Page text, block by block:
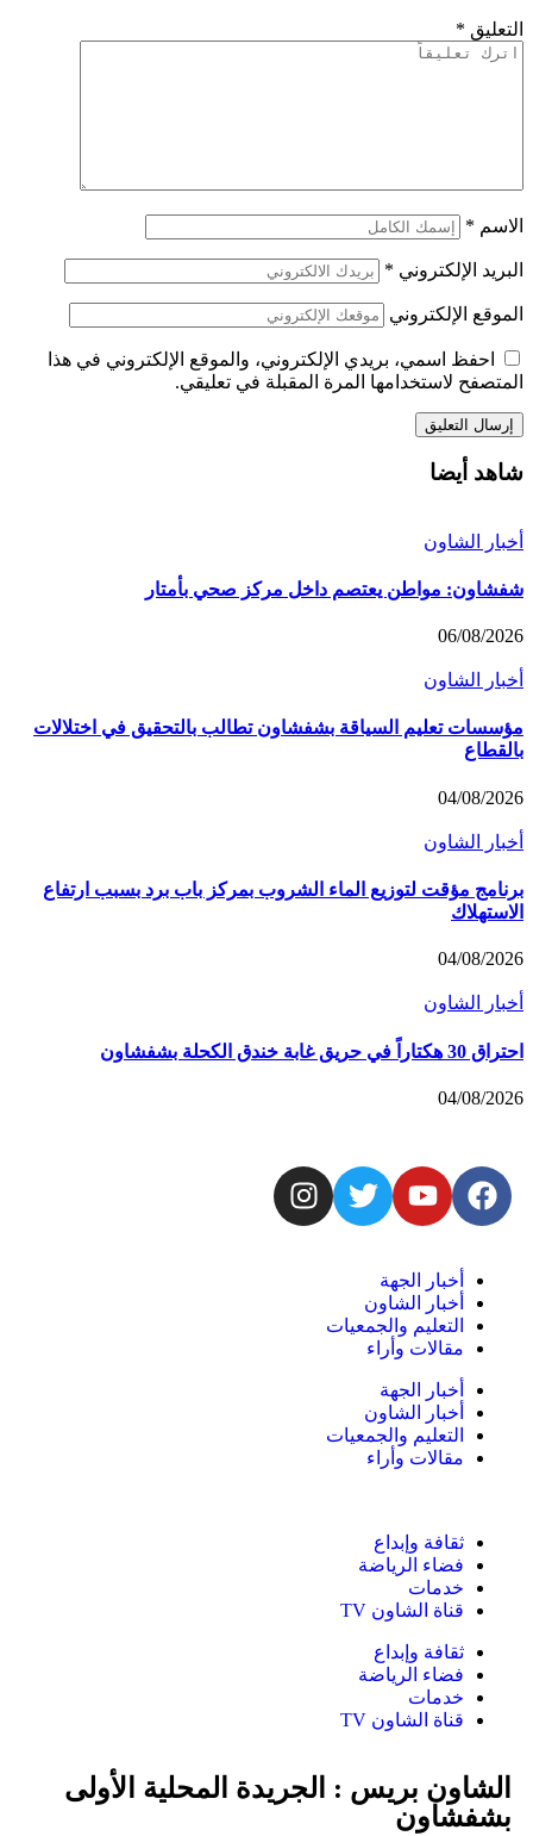
التعليق *
الاسم *
البريد الإلكتروني *
الموقع الإلكتروني
احفظ اسمي، بريدي الإلكتروني، والموقع الإلكتروني في هذا
المتصفح لاستخدامها المرة المقبلة في تعليقي.
شاهد أيضا
أخبار الشاون
شفشاون: مواطن يعتصم داخل مركز صحي بأمتار
06/08/2026
أخبار الشاون
مؤسسات تعليم السياقة بشفشاون تطالب بالتحقيق في اختلالات
بالقطاع
04/08/2026
أخبار الشاون
برنامج مؤقت لتوزيع الماء الشروب بمركز باب برد بسبب ارتفاع
الاستهلاك
04/08/2026
أخبار الشاون
احتراق 30 هكتاراً في حريق غابة خندق الكحلة بشفشاون
04/08/2026
أخبار الجهة
أخبار الشاون
التعليم والجمعيات
مقالات وأراء
أخبار الجهة
أخبار الشاون
التعليم والجمعيات
مقالات وأراء
ثقافة وإبداع
فضاء الرياضة
خدمات
قناة الشاون TV
ثقافة وإبداع
فضاء الرياضة
خدمات
قناة الشاون TV
الشاون بريس : الجريدة المحلية الأولى
بشفشاون